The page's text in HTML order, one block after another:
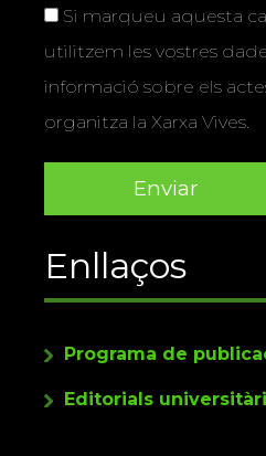
Si marqueu aquesta
utilitzem les vostres
informació sobre els
organitza la Xarxa Vives.
Enllaços
Programa de
Editorials